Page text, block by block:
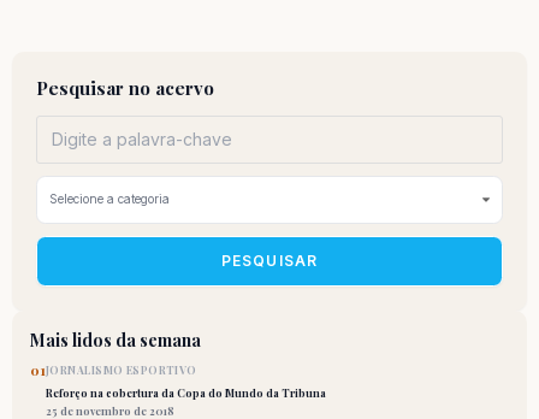
Pesquisar no acervo
PESQUISAR
Mais lidos da semana
01JORNALISMO ESPORTIVO
Reforço na cobertura da Copa do Mundo da Tribuna
25 de novembro de 2018